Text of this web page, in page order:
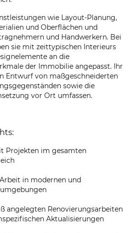
wie Layout-Planung,
und Oberflächen und
und Handwerkern. Bei
sie mit zeittypischen Interieurs
an die
der Immobilie angepasst. Ihr
Entwurf von maßgeschneiderten
sowie die
vor Ort umfassen.
Projekten im gesamten
in modernen und
angelegten Renovierungsarbeiten
Aktualisierungen